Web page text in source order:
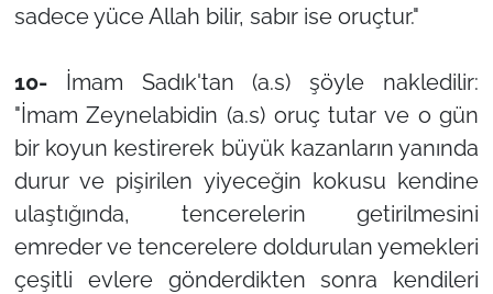
sadece yüce Allah bilir, sabır ise oruçtur."
10-İmam Sadık'tan (a.s) şöyle nakledilir:
"İmam Zeynelabidin (a.s) oruç tutar ve o gün
bir koyun kestirerek büyük kazanların yanında
durur ve pişirilen yiyeceğin kokusu kendine
ulaştığında, tencerelerin getirilmesini
emreder ve tencerelere doldurulan yemekleri
çeşitli evlere gönderdikten sonra kendileri